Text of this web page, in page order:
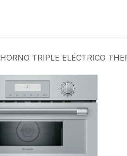
HORNO TRIPLE ELÉCTRICO